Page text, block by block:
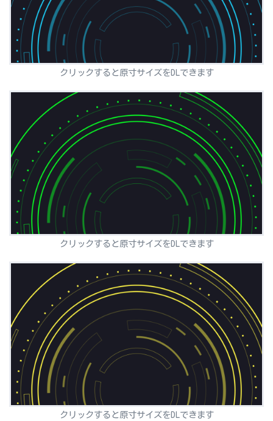
クリックすると原寸サイズをDLできます
クリックすると原寸サイズをDLできます
クリックすると原寸サイズをDLできます